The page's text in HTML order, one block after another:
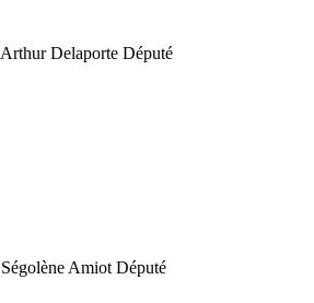
Arthur Delaporte Député
Ségolène Amiot Député